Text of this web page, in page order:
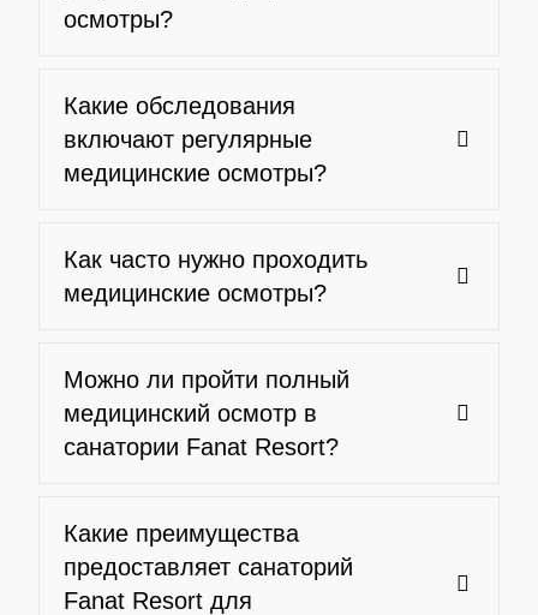
осмотры?
Какие обследования
включают регулярные
медицинские осмотры?
Как часто нужно проходить
медицинские осмотры?
Можно ли пройти полный
медицинский осмотр в
санатории Fanat Resort?
Какие преимущества
предоставляет санаторий
Fanat Resort для